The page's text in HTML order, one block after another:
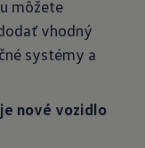
môžete
vhodný
systémy a
nové vozidlo